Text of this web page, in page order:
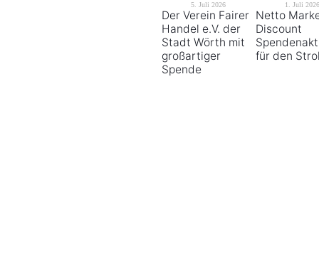
5. Juli 2026
Der Verein Fairer
Handel e.V. der
Stadt Wörth mit
großartiger
Spende
1. Juli 2026
Netto
Discount
für den